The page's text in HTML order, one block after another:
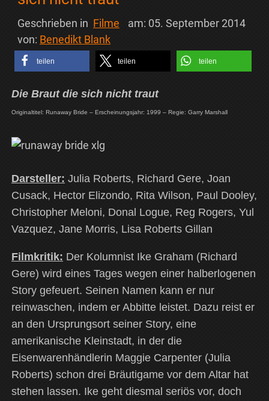
Geschrieben in Filme am: 05. September 2014
von: Benedikt Blank
teilen teilen teilen
Die Braut die sich nicht traut
Originaltitel: Runaway Bride – Erscheinungsjahr: 1999 – Regie: Garry Marshall
Darsteller: Julia Roberts, Richard Gere, Joan
Cusack, Hector Elizondo, Rita Wilson, Paul Dooley,
Christopher Meloni, Donal Logue, Reg Rogers, Yul
Vazquez, Jane Morris, Lisa Roberts Gillan
Filmkritik: Der Kolumnist Ike Graham (Richard
Gere) wird eines Tages wegen einer halberlogenen
Story gefeuert. Seinen Namen kann er nur
reinwaschen, indem er Abbitte leistet. Dazu reist er
an den Ursprungsort seiner Story, eine
amerikanische Kleinstadt, in der die
Eisenwarenhändlerin Maggie Carpenter (Julia
Roberts) schon drei Bräutigame vor dem Altar hat
stehen lassen. Ike geht diesmal seriös vor, doch